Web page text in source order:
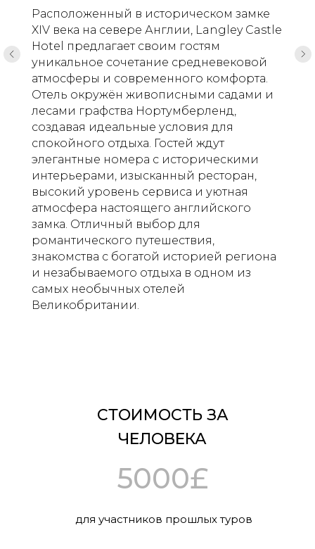
Расположенный в историческом замке
XIV века на севере Англии, Langley Castle
Hotel предлагает своим гостям
уникальное сочетание средневековой
атмосферы и современного комфорта.
Отель окружён живописными садами и
лесами графства Нортумберленд,
создавая идеальные условия для
спокойного отдыха. Гостей ждут
элегантные номера с историческими
интерьерами, изысканный ресторан,
высокий уровень сервиса и уютная
атмосфера настоящего английского
замка. Отличный выбор для
романтического путешествия,
знакомства с богатой историей региона
и незабываемого отдыха в одном из
самых необычных отелей
Великобритании.
СТОИМОСТЬ ЗА
ЧЕЛОВЕКА
5000£
для участников прошлых туров